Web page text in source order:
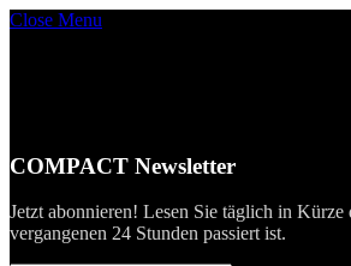
Close Menu
COMPACT Newsletter
Jetzt abonnieren! Lesen Sie täglich in Kürze
vergangenen 24 Stunden passiert ist.